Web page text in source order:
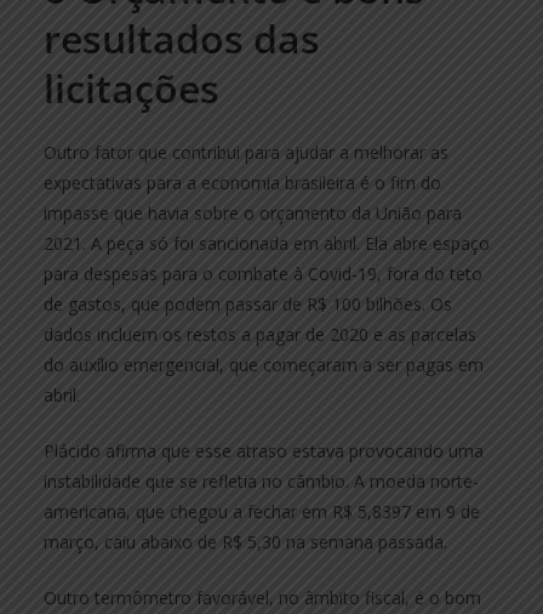
resultados das
licitações
Outro fator que contribui para ajudar a melhorar as
expectativas para a economia brasileira é o fim do
impasse que havia sobre o orçamento da União para
2021. A peça só foi sancionada em abril. Ela abre espaço
para despesas para o combate à Covid-19, fora do teto
de gastos, que podem passar de R$ 100 bilhões. Os
dados incluem os restos a pagar de 2020 e as parcelas
do auxílio emergencial, que começaram a ser pagas em
abril.
Plácido afirma que esse atraso estava provocando uma
instabilidade que se refletia no câmbio. A moeda norte-
americana, que chegou a fechar em R$ 5,8397 em 9 de
março, caiu abaixo de R$ 5,30 na semana passada.
Outro termômetro favorável, no âmbito fiscal, é o bom